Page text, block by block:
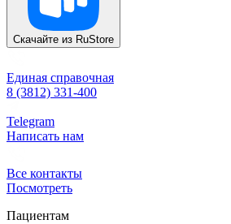
Скачайте из RuStore
Единая справочная
8 (3812) 331-400
Telegram
Написать нам
Все контакты
Посмотреть
Пациентам